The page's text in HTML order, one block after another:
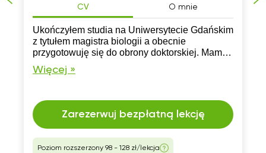
CV O mnie
Ukończyłem studia na Uniwersytecie Gdańskim
z tytułem magistra biologii a obecnie
przygotowuję się do obrony doktorskiej. Mam
doświadczenie w nauczaniu i chętnie oferuję
swoją pomoc nauce, rozwiązywaniu zadań i
Więcej »
Zarezerwuj bezpłatną lekcję
Poziom rozszerzony 98 - 128 zł/lekcja